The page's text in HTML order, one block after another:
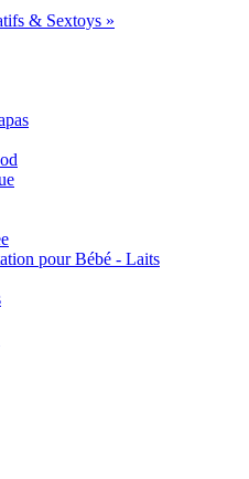
& Sextoys »
pour Bébé - Laits